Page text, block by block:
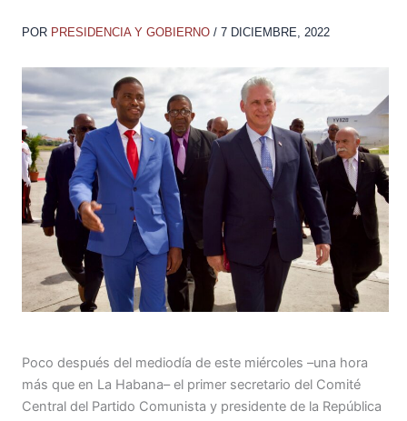
POR PRESIDENCIA Y GOBIERNO / 7 DICIEMBRE, 2022
Poco después del mediodía de este miércoles –una hora
más que en La Habana– el primer secretario del Comité
Central del Partido Comunista y presidente de la República